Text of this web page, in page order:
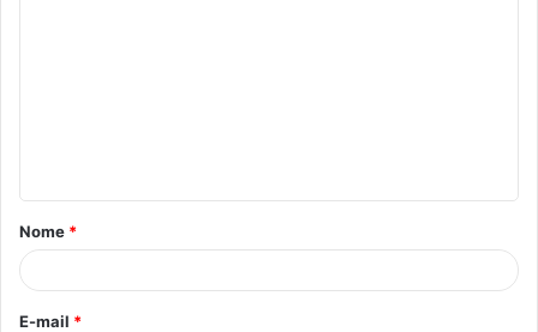
á
r
Nome *
E-mail *